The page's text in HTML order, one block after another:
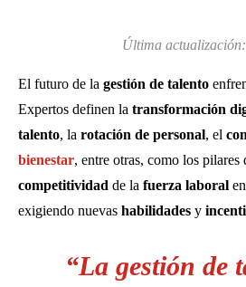
Última actualización:
El futuro de la gestión de talento
Expertos definen la transformación
talento, la rotación de personal, el
bienestar, entre otras, como los pilares
competitividad de la fuerza laboral
exigiendo nuevas habilidades y
“La gestión de